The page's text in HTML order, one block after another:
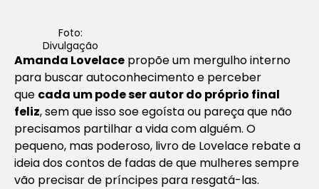
Foto:
Divulgação
Amanda Lovelace propõe um mergulho interno
para buscar autoconhecimento e perceber
que cada um pode ser autor do próprio final
feliz, sem que isso soe egoísta ou pareça que não
precisamos partilhar a vida com alguém. O
pequeno, mas poderoso, livro de Lovelace rebate a
ideia dos contos de fadas de que mulheres sempre
vão precisar de príncipes para resgatá-las.